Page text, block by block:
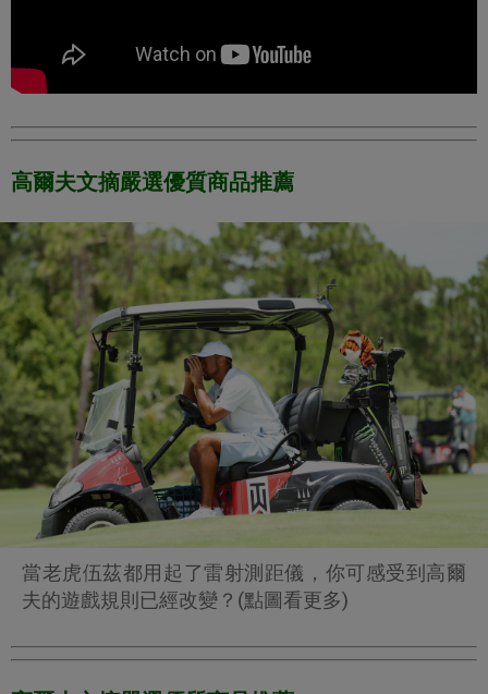
高爾夫文摘嚴選優質商品推薦
當老虎伍茲都用起了雷射測距儀，你可感受到高爾
夫的遊戲規則已經改變？(點圖看更多)